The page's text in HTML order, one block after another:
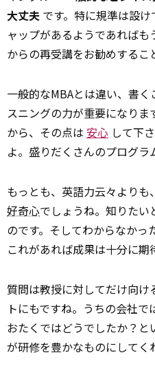
大丈夫 です。特に規準は設
ャップがあるようであれば
からの再受講をお勧めするこ
一般的なMBAとは違い、書
スニングの力が重要になり
から、その点は 安心 して下
よ。盛りだくさんのプログラ
もっとも、英語力云々より
好奇心でしょうね。知りたい
のです。そしてわからなかっ
これがあれば成果は十分に期
質問は教授に対してだけ向け
トにもですね。うちの会社で
おたくではどうでしたか？と
が研修を豊かなものにしてく